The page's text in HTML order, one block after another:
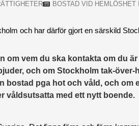
BOSTAD VID HEMLÖSHET
och har därför gjort en särskild
om vem du ska kontakta om du
och om Stockholm tak-
bostad pga hot och våld, och om
våldsutsatta med ett nytt boende.